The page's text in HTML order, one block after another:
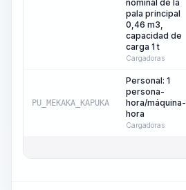
nominal de la
pala principal
0,46 m3,
capacidad de
carga 1 t
Cargadoras
PU_MEKAKA_KAPUKA
Personal: 1
persona-
hora/máquina-
hora
Cargadoras